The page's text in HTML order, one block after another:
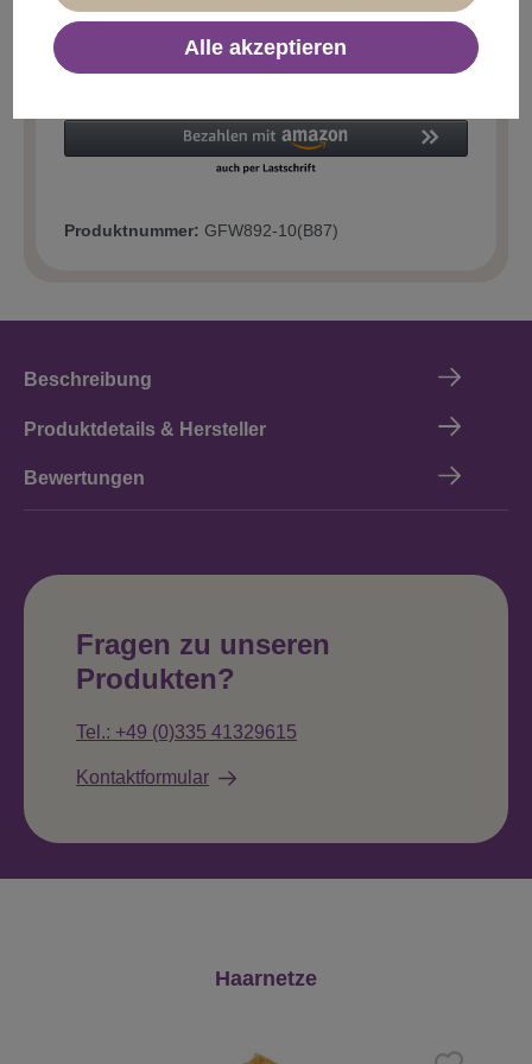
In den Warenkorb
Produktnummer: GFW892-10(B87)
Beschreibung
Produktdetails & Hersteller
Bewertungen
Fragen zu unseren
Produkten?
Tel.: +49 (0)335 41329615
Kontaktformular
Produktgalerie überspringen
Haarnetze
Alle akzeptieren